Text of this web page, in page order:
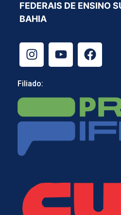
FEDERAIS DE ENSINO
BAHIA
Filiado: